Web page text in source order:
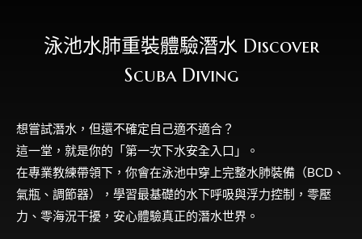
泳池水肺重裝體驗潛水 Discover
Scuba Diving
想嘗試潛水，但還不確定自己適不適合？
這一堂，就是你的「第一次下水安全入口」。
在專業教練帶領下，你會在泳池中穿上完整水肺裝備（BCD、
氣瓶、調節器），學習最基礎的水下呼吸與浮力控制，零壓
力、零海況干擾，安心體驗真正的潛水世界。